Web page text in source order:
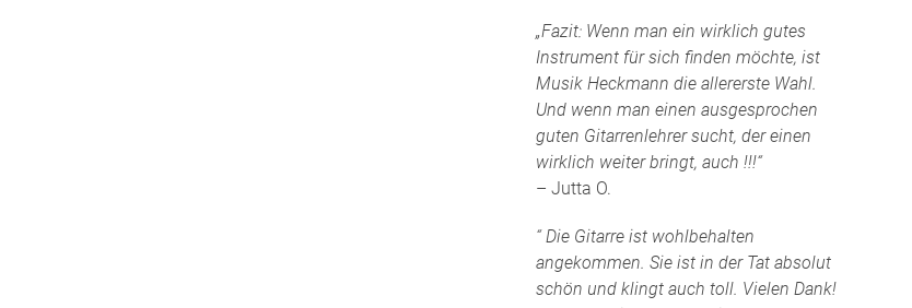
„Fazit: Wenn man ein wirklich gutes
Instrument für sich finden möchte, ist
Musik Heckmann die allererste Wahl.
Und wenn man einen ausgesprochen
guten Gitarrenlehrer sucht, der einen
wirklich weiter bringt, auch !!!“
– Jutta O.
“ Die Gitarre ist wohlbehalten
angekommen. Sie ist in der Tat absolut
schön und klingt auch toll. Vielen Dank!